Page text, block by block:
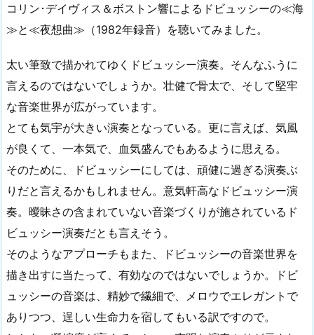
コリン･デイヴィス＆ボストン響によるドビュッシーの≪海
≫と≪夜想曲≫（1982年録音）を聴いてみました。
太い筆致で描かれてゆくドビュッシー演奏。そんなふうに
言えるのではないでしょうか。壮健で骨太で、そして堅牢
な音楽世界が広がっています。
とても気宇が大きい演奏となっている。更に言えば、気風
が良くて、一本気で、血気盛んでもあるように思える。
そのために、ドビュッシーにしては、頑健に過ぎる演奏ぶ
りだと言えるかもしれません。意気軒高なドビュッシー演
奏。曖昧さの含まれていない音楽づくりが施されているド
ビュッシー演奏だとも言えそう。
そのようなアプローチもまた、ドビュッシーの音楽世界を
描き出すに当たって、有効なのではないでしょうか。ドビ
ュッシーの音楽は、精妙で繊細で、メロウでエレガントで
ありつつ、逞しい生命力を宿してもいる訳ですので。